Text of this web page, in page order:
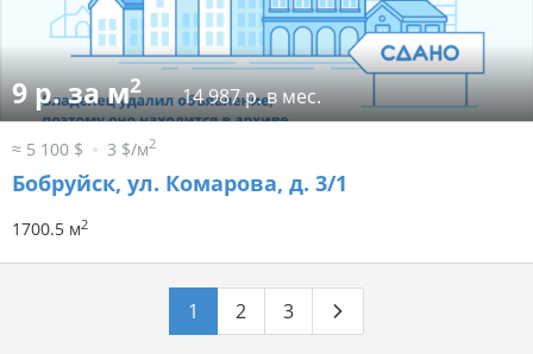
9 р. за м2 14 987 р. в мес.
≈ 5 100 $ 3 $/м2
Бобруйск, ул. Комарова, д. 3/1
1700.5 м2
1 2 3